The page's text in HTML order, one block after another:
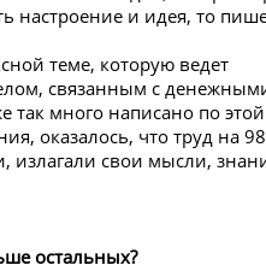
настроение и идея, то
теме, которую ведет
связанным с
много написано по
оказалось, что труд на
излагали свои мысли,
остальных?